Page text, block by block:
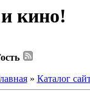
кино!
» Каталог